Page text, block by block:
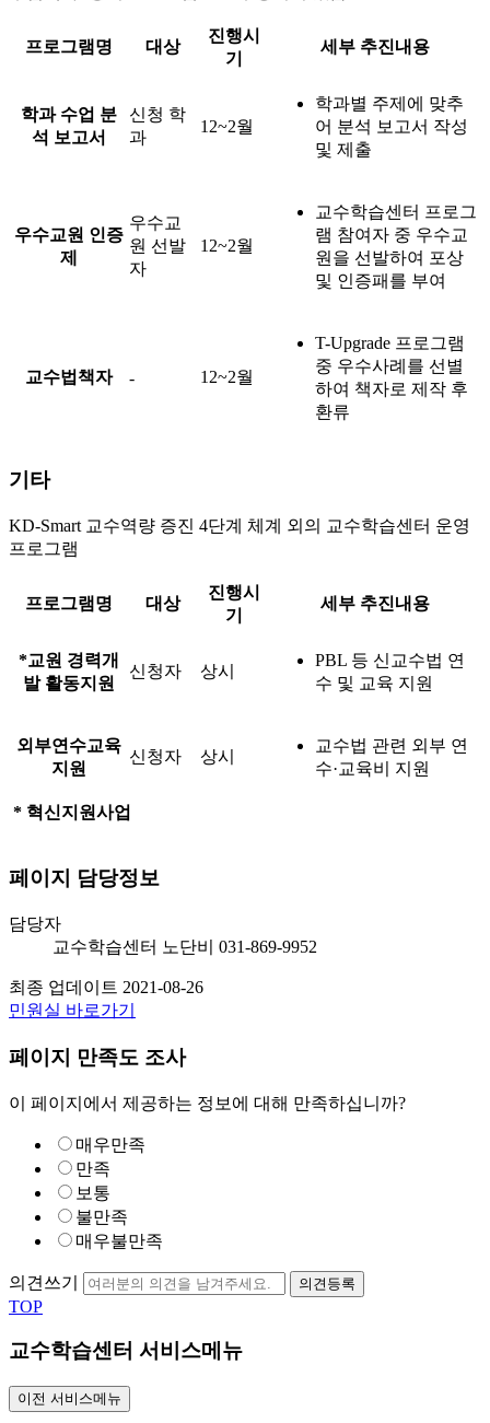
프로그램명 대상
진행시
기
세부 추진내용
학과 수업 분
석 보고서
신청 학
과
12~2월
학과별 주제에 맞추
어 분석 보고서 작성
및 제출
우수교원 인증
제
우수교
원 선발
자
12~2월
교수학습센터 프로그
램 참여자 중 우수교
원을 선발하여 포상
및 인증패를 부여
교수법책자 - 12~2월
T-Upgrade 프로그램
중 우수사례를 선별
하여 책자로 제작 후
환류
기타
KD-Smart 교수역량 증진 4단계 체계 외의 교수학습센터 운영
프로그램
프로그램명 대상
진행시
기
세부 추진내용
*교원 경력개
발 활동지원
신청자 상시
PBL 등 신교수법 연
수 및 교육 지원
외부연수교육
지원
신청자 상시
교수법 관련 외부 연
수·교육비 지원
* 혁신지원사업
페이지 담당정보
담당자
교수학습센터 노단비 031-869-9952
최종 업데이트 2021-08-26
민원실 바로가기
페이지 만족도 조사
이 페이지에서 제공하는 정보에 대해 만족하십니까?
매우만족
만족
보통
불만족
매우불만족
의견쓰기 의견등록
TOP
교수학습센터 서비스메뉴
이전 서비스메뉴